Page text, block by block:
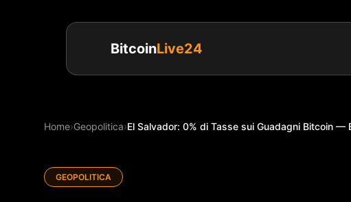
BitcoinLive24
Home›Geopolitica›El Salvador: 0% di Tasse sui Guadagni Bitcoin —
GEOPOLITICA